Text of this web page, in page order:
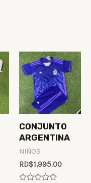
CONJUNTO
ARGENTINA
NIÑOS
RD$1,995.00